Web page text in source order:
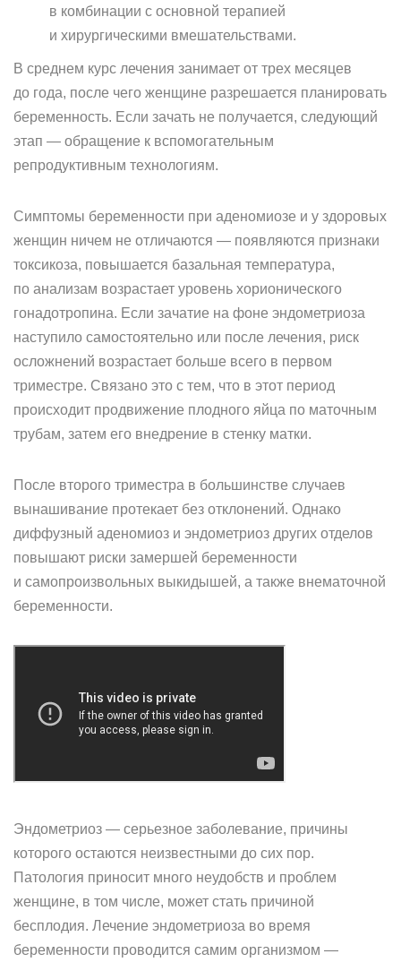
в комбинации с основной терапией
и хирургическими вмешательствами.
В среднем курс лечения занимает от трех месяцев
до года, после чего женщине разрешается планировать
беременность. Если зачать не получается, следующий
этап — обращение к вспомогательным
репродуктивным технологиям.
Симптомы беременности при аденомиозе и у здоровых
женщин ничем не отличаются — появляются признаки
токсикоза, повышается базальная температура,
по анализам возрастает уровень хорионического
гонадотропина. Если зачатие на фоне эндометриоза
наступило самостоятельно или после лечения, риск
осложнений возрастает больше всего в первом
триместре. Связано это с тем, что в этот период
происходит продвижение плодного яйца по маточным
трубам, затем его внедрение в стенку матки.
После второго триместра в большинстве случаев
вынашивание протекает без отклонений. Однако
диффузный аденомиоз и эндометриоз других отделов
повышают риски замершей беременности
и самопроизвольных выкидышей, а также внематочной
беременности.
Эндометриоз — серьезное заболевание, причины
которого остаются неизвестными до сих пор.
Патология приносит много неудобств и проблем
женщине, в том числе, может стать причиной
бесплодия. Лечение эндометриоза во время
беременности проводится самим организмом —